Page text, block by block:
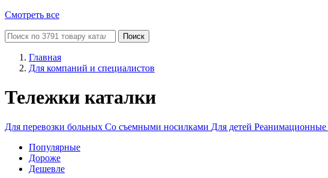
Смотреть все
Поиск
Главная
Для компаний и специалистов
Тележки каталки
Для перевозки больных Со съемными носилками Для детей Реанимационные
Популярные
Дороже
Дешевле